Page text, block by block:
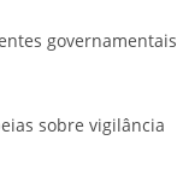
governamentais
sobre vigilância